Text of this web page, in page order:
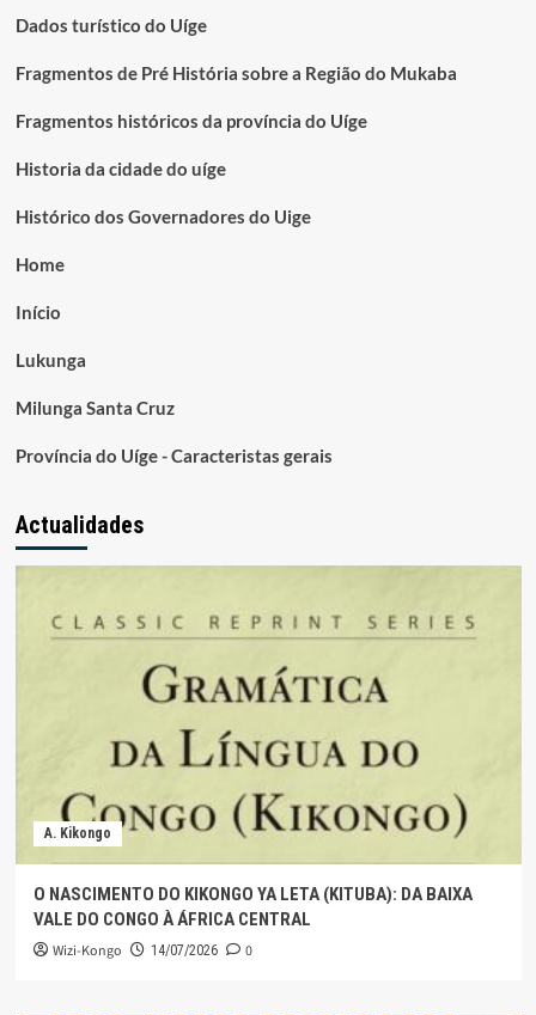
Dados turístico do Uíge
Fragmentos de Pré História sobre a Região do Mukaba
Fragmentos históricos da província do Uíge
Historia da cidade do uíge
Histórico dos Governadores do Uige
Home
Início
Lukunga
Milunga Santa Cruz
Província do Uíge - Caracteristas gerais
Actualidades
A. Kikongo
O NASCIMENTO DO KIKONGO YA LETA (KITUBA): DA BAIXA
VALE DO CONGO À ÁFRICA CENTRAL
Wizi-Kongo 14/07/2026 0